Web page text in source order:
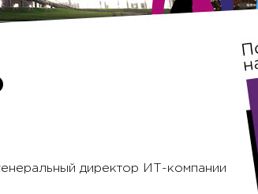
директор ИТ-компании